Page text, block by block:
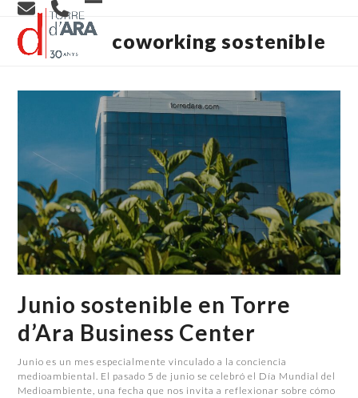
Skip
content
Open
mobile
Close
mobile
coworking sostenible
Junio sostenible en Torre
d’Ara Business Center
Junio es un mes especialmente vinculado a la conciencia
medioambiental. El pasado 5 de junio se celebró el Día Mundial del
Medioambiente, una fecha que nos invita a reflexionar sobre cómo